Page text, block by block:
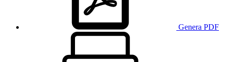
Genera PDF